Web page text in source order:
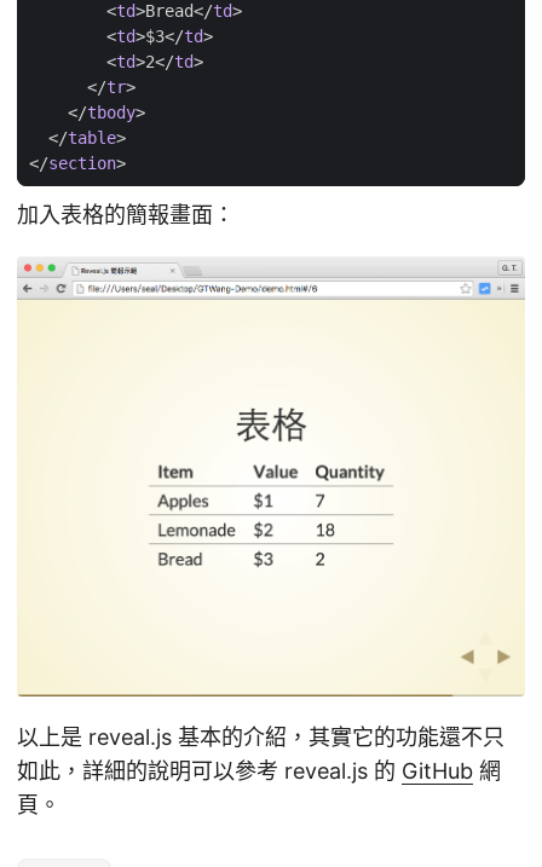
<td>Bread</td>
<td>$3</td>
<td>2</td>
</tr>
</tbody>
</table>
</section>
加入表格的簡報畫面：
以上是 reveal.js 基本的介紹，其實它的功能還不只
如此，詳細的說明可以參考 reveal.js 的 GitHub 網
頁。